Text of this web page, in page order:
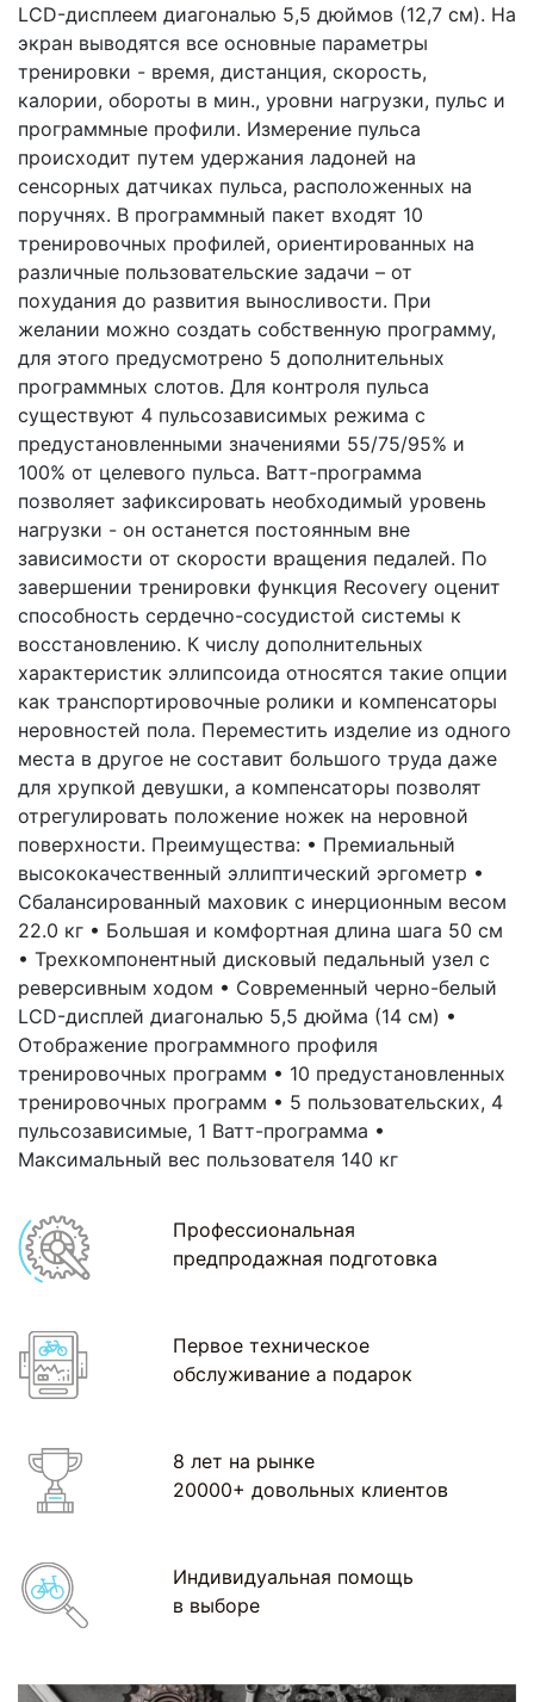
LCD-дисплеем диагональю 5,5 дюймов (12,7 см). На
экран выводятся все основные параметры
тренировки - время, дистанция, скорость,
калории, обороты в мин., уровни нагрузки, пульс и
программные профили. Измерение пульса
происходит путем удержания ладоней на
сенсорных датчиках пульса, расположенных на
поручнях. В программный пакет входят 10
тренировочных профилей, ориентированных на
различные пользовательские задачи – от
похудания до развития выносливости. При
желании можно создать собственную программу,
для этого предусмотрено 5 дополнительных
программных слотов. Для контроля пульса
существуют 4 пульсозависимых режима с
предустановленными значениями 55/75/95% и
100% от целевого пульса. Ватт-программа
позволяет зафиксировать необходимый уровень
нагрузки - он останется постоянным вне
зависимости от скорости вращения педалей. По
завершении тренировки функция Recovery оценит
способность сердечно-сосудистой системы к
восстановлению. К числу дополнительных
характеристик эллипсоида относятся такие опции
как транспортировочные ролики и компенсаторы
неровностей пола. Переместить изделие из одного
места в другое не составит большого труда даже
для хрупкой девушки, а компенсаторы позволят
отрегулировать положение ножек на неровной
поверхности. Преимущества: • Премиальный
высококачественный эллиптический эргометр •
Сбалансированный маховик с инерционным весом
22.0 кг • Большая и комфортная длина шага 50 см
• Трехкомпонентный дисковый педальный узел с
реверсивным ходом • Современный черно-белый
LCD-дисплей диагональю 5,5 дюйма (14 см) •
Отображение программного профиля
тренировочных программ • 10 предустановленных
тренировочных программ • 5 пользовательских, 4
пульсозависимые, 1 Ватт-программа •
Максимальный вес пользователя 140 кг
Профессиональная
предпродажная подготовка
Первое техническое
обслуживание а подарок
8 лет на рынке
20000+ довольных клиентов
Индивидуальная помощь
в выборе